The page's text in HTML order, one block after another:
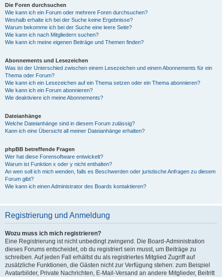
Die Foren durchsuchen
Wie kann ich ein Forum oder mehrere Foren durchsuchen?
Weshalb erhalte ich bei der Suche keine Ergebnisse?
Warum bekomme ich bei der Suche eine leere Seite?
Wie kann ich nach Mitgliedern suchen?
Wie kann ich meine eigenen Beiträge und Themen finden?
Abonnements und Lesezeichen
Was ist der Unterschied zwischen einem Lesezeichen und einem Abonnements für ein
Thema oder Forum?
Wie kann ich ein Lesezeichen auf ein Thema setzen oder ein Thema abonnieren?
Wie kann ich ein Forum abonnieren?
Wie deaktiviere ich meine Abonnements?
Dateianhänge
Welche Dateianhänge sind in diesem Forum zulässig?
Kann ich eine Übersicht all meiner Dateianhänge erhalten?
phpBB betreffende Fragen
Wer hat diese Forensoftware entwickelt?
Warum ist Funktion x oder y nicht enthalten?
An wen soll ich mich wenden, falls es Beschwerden oder juristische Anfragen zu diesem
Forum gibt?
Wie kann ich einen Administrator des Boards kontaktieren?
Registrierung und Anmeldung
Wozu muss ich mich registrieren?
Eine Registrierung ist nicht unbedingt zwingend. Die Board-Administration
dieses Forums entscheidet, ob du registriert sein musst, um Beiträge zu
schreiben. Auf jeden Fall erhältst du als registriertes Mitglied Zugriff auf
zusätzliche Funktionen, die Gästen nicht zur Verfügung stehen: zum Beispiel
Avatarbilder, Private Nachrichten, E-Mail-Versand an andere Mitglieder, Beitritt